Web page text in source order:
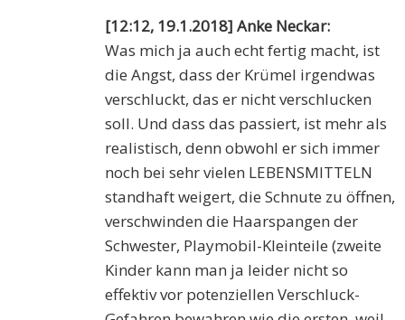
[12:12, 19.1.2018] Anke Neckar:
Was mich ja auch echt fertig macht, ist
die Angst, dass der Krümel irgendwas
verschluckt, das er nicht verschlucken
soll. Und dass das passiert, ist mehr als
realistisch, denn obwohl er sich immer
noch bei sehr vielen LEBENSMITTELN
standhaft weigert, die Schnute zu öffnen,
verschwinden die Haarspangen der
Schwester, Playmobil-Kleinteile (zweite
Kinder kann man ja leider nicht so
effektiv vor potenziellen Verschluck-